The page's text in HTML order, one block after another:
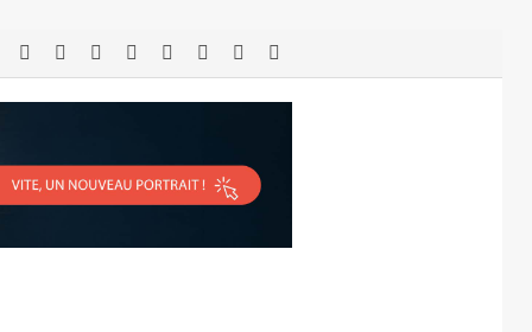
RSS Facebook LinkedinYouTubeConnexionArticle Aléatoire